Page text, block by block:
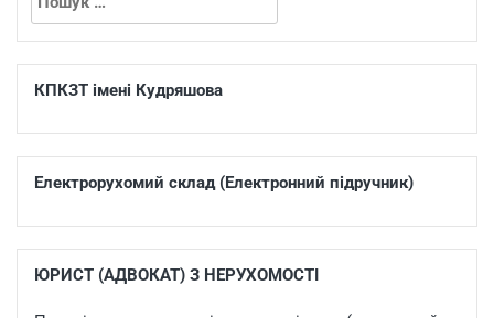
КПКЗТ імені Кудряшова
Електрорухомий склад (Електронний підручник)
ЮРИСТ (АДВОКАТ) З НЕРУХОМОСТІ